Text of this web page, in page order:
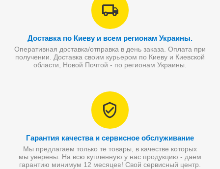
Доставка по Киеву и всем регионам Украины.
Оперативная доставка/отправка в день заказа. Оплата при
получении. Доставка своим курьером по Киеву и Киевской
области, Новой Почтой - по регионам Украины.
Гарантия качества и сервисное обслуживание
Мы предлагаем только те товары, в качестве которых
мы уверены. На всю купленную у нас продукцию - даем
гарантию минимум 12 месяцев! Свой сервисный центр.